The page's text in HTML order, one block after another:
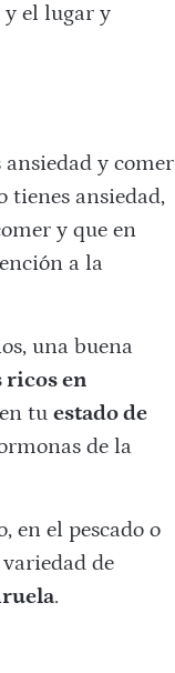
el lugar y
y comer
tienes ansiedad,
y que en
a la
una buena
ricos en
tu estado de
de la
en el pescado o
de
.